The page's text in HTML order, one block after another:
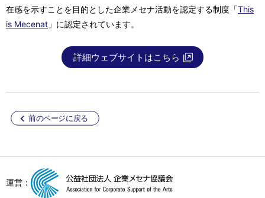
在感を示すことを目的とした企業メセナ活動を認定する制度「This
is Mecenat 」に認定されています。
詳細ウェブサイトはこちら
前のページに戻る
運営：